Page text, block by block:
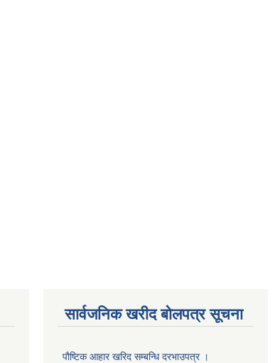
सार्वजनिक खरीद बोलपत्र सूचना
पौष्टिक आहार खरिद सम्बन्धि दरभाउपत्र ।